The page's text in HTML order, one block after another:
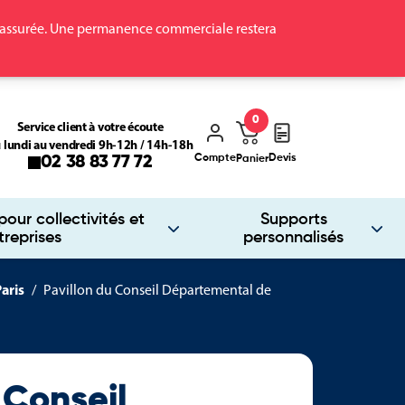
Une permanence commerciale restera
collectivités et
Supports
personnalisés
Service client à votre écoute
lundi au vendredi 9h-12h / 14h-18h
02 38 83 77 72 ComptePanier
0
Devis
Pavillon du Conseil Départemental de